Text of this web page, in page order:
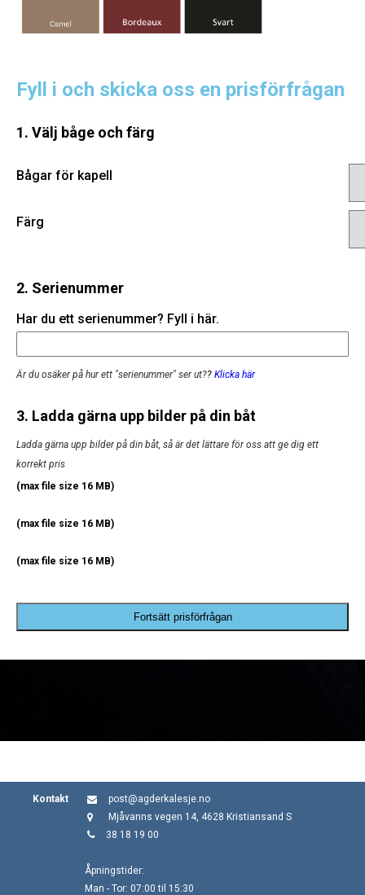
Fyll i och skicka oss en prisförfrågan
1. Välj båge och färg
Bågar för kapell
Färg
2. Serienummer
Har du ett serienummer? Fyll i här.
Är du osäker på hur ett "serienummer" ser ut?? Klicka här
3. Ladda gärna upp bilder på din båt
Ladda gärna upp bilder på din båt, så är det lättare för oss att ge dig ett
korrekt pris
(max file size 16 MB)
(max file size 16 MB)
(max file size 16 MB)
Fortsätt prisförfrågan
Kontakt
post@agderkalesje.no
Mjåvanns vegen 14, 4628 Kristiansand S
38 18 19 00
Åpningstider:
Man - Tor: 07:00 til 15:30